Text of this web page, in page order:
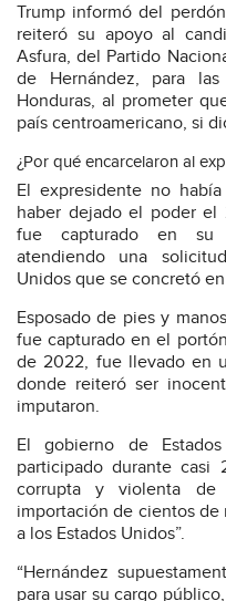
Trump informó del
reiteró su apoyo al
Asfura, del Partido
de Hernández, para
Honduras, al prometer
país centroamericano, si
¿Por qué encarcelaron al
El expresidente no
haber dejado el poder
fue capturado en su
atendiendo una
Unidos que se concretó
Esposado de pies y
fue capturado en el
de 2022, fue llevado en
donde reiteró ser
imputaron.
El gobierno de
participado durante casi
corrupta y violenta de
importación de cientos
a los Estados Unidos”.
“Hernández
para usar su cargo